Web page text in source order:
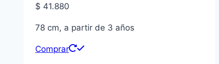
$ 41.880
78 cm, a partir de 3 años
Comprar